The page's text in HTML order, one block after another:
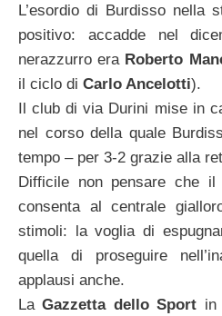
L’esordio di Burdisso nella
positivo: accadde nel
nerazzurro era Roberto
il ciclo di Carlo Ancelotti).
Il club di via Durini mise in
nel corso della quale
tempo – per 3-2 grazie alla
Difficile non pensare che
consenta al centrale
stimoli: la voglia di
quella di proseguire
applausi anche.
LaGazzetta dello Sport in